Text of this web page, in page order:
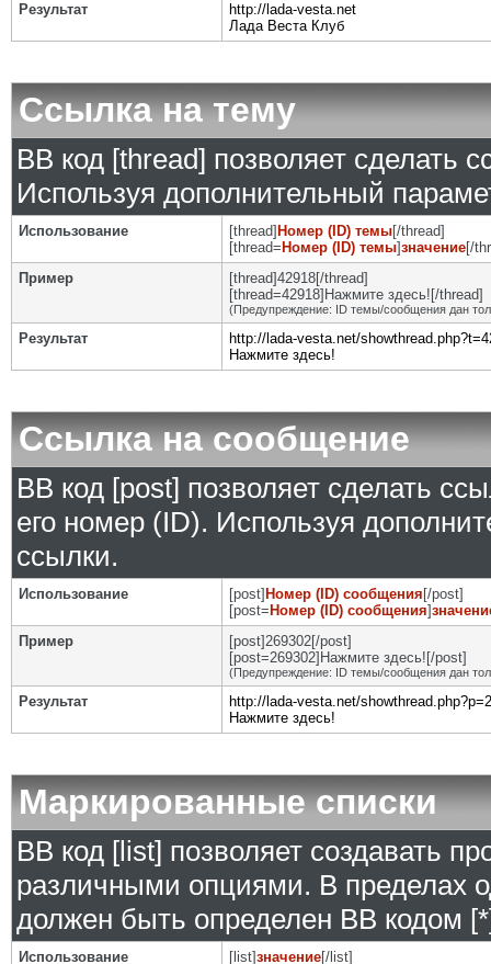
Результат
http://lada-vesta.net
Лада Веста Клуб
Ссылка на тему
BB код [thread] позволяет сделать
Используя дополнительный
Использование [thread] Номер (ID) темы[/thread]
[thread= Номер (ID) темы]значение[/
Пример
[thread]42918[/thread]
[thread=42918]Нажмите здесь![/thread]
(Предупреждение: ID темы/сообщения дан
Результат
http://lada-vesta.net/
Нажмите здесь!
Ссылка на сообщение
BB код [post] позволяет сделать
его номер (ID). Используя
ссылки.
Использование [post] Номер (ID) сообщения [/post]
[post= Номер (ID) сообщения]
Пример
[post]269302[/post]
[post=269302]Нажмите здесь![/post]
(Предупреждение: ID темы/сообщения дан
Результат
http://lada-vesta.net/
Нажмите здесь!
Маркированные списки
BB код [list] позволяет создавать
различными опциями. В пределах
должен быть определен BB кодом
Использование [list]значение[/list]